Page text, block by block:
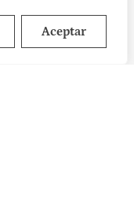
Aceptar